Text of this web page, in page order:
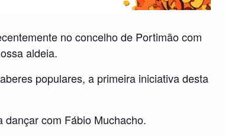
no concelho de Portimão com
aldeia.
populares, a primeira iniciativa desta
com Fábio Muchacho.